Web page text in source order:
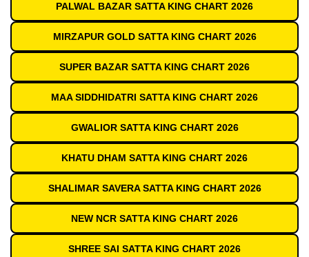
PALWAL BAZAR SATTA KING CHART 2026
MIRZAPUR GOLD SATTA KING CHART 2026
SUPER BAZAR SATTA KING CHART 2026
MAA SIDDHIDATRI SATTA KING CHART 2026
GWALIOR SATTA KING CHART 2026
KHATU DHAM SATTA KING CHART 2026
SHALIMAR SAVERA SATTA KING CHART 2026
NEW NCR SATTA KING CHART 2026
SHREE SAI SATTA KING CHART 2026